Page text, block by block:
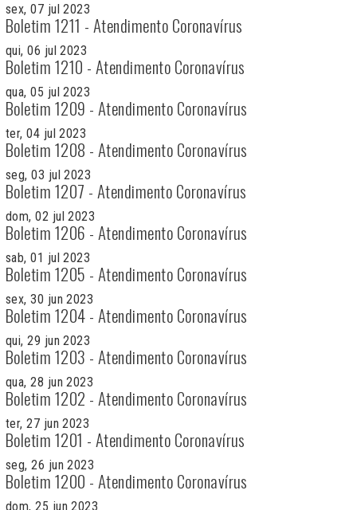
sex, 07 jul 2023
Boletim 1211 - Atendimento Coronavírus
qui, 06 jul 2023
Boletim 1210 - Atendimento Coronavírus
qua, 05 jul 2023
Boletim 1209 - Atendimento Coronavírus
ter, 04 jul 2023
Boletim 1208 - Atendimento Coronavírus
seg, 03 jul 2023
Boletim 1207 - Atendimento Coronavírus
dom, 02 jul 2023
Boletim 1206 - Atendimento Coronavírus
sab, 01 jul 2023
Boletim 1205 - Atendimento Coronavírus
sex, 30 jun 2023
Boletim 1204 - Atendimento Coronavírus
qui, 29 jun 2023
Boletim 1203 - Atendimento Coronavírus
qua, 28 jun 2023
Boletim 1202 - Atendimento Coronavírus
ter, 27 jun 2023
Boletim 1201 - Atendimento Coronavírus
seg, 26 jun 2023
Boletim 1200 - Atendimento Coronavírus
dom, 25 jun 2023